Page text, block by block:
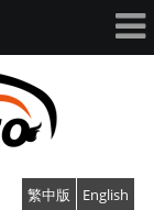
繁中版
English